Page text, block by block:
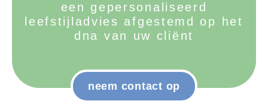
een gepersonaliseerd
leefstijladvies afgestemd op het
dna van uw cliënt
neem contact op